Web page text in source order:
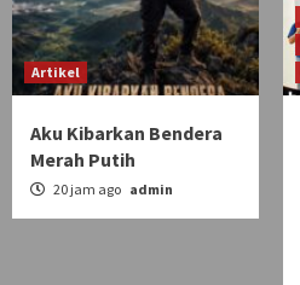
Artikel
Aku Kibarkan Bendera
Merah Putih
20 jam ago admin